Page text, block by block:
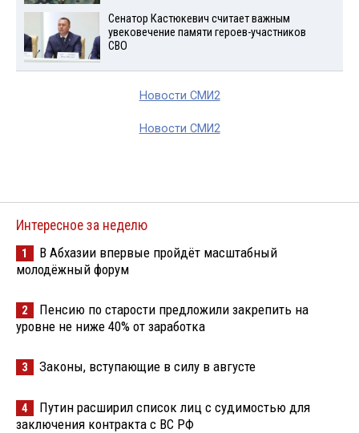
Сенатор Кастюкевич считает важным
увековечение памяти героев-участников
СВО
Новости СМИ2
Новости СМИ2
Интересное за неделю
1
В Абхазии впервые пройдёт масштабный
молодёжный форум
2
Пенсию по старости предложили закрепить на
уровне не ниже 40% от заработка
3 Законы, вступающие в силу в августе
4
Путин расширил список лиц с судимостью для
заключения контракта с ВС РФ